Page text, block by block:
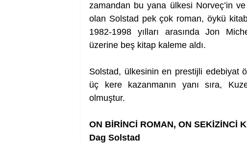
zamandan bu yana ülkesi Norveç’in
olan Solstad pek çok roman, öykü
1982-1998 yılları arasında Jon
üzerine beş kitap kaleme aldı.
Solstad, ülkesinin en prestijli edebiyat
üç kere kazanmanın yanı sıra,
olmuştur.
ON BİRİNCİ ROMAN, ON SEKİZİNCİ
Dag Solstad